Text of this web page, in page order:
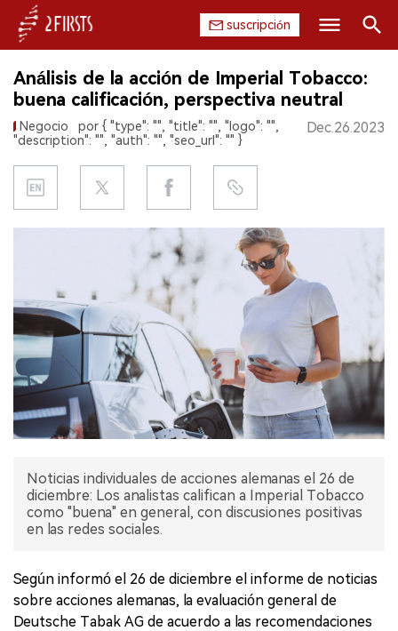
suscripción
INICIO
EMPRESA
PRODUCTO
DATOS
EXPOSICIÓN
ENTREVISTA
Buscar
Análisis de la acción de Imperial Tobacco:
buena calificación, perspectiva neutral
Negocio
por { "type": "", "title": "", "logo": "",
"description": "", "auth": "", "seo_url": "" }
Dec.26.2023
Noticias individuales de acciones alemanas el 26 de
diciembre: Los analistas califican a Imperial Tobacco
como "buena" en general, con discusiones positivas
en las redes sociales.
Según informó el 26 de diciembre el informe de noticias
sobre acciones alemanas, la evaluación general de
Deutsche Tabak AG de acuerdo a las recomendaciones